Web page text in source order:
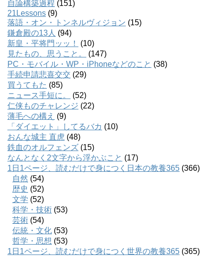
自論構築過程 (151)
21Lessons (9)
落語・オン・トンネルヴィジョン (15)
鎌倉殿の13人 (94)
新皇・平将門ッッ！
(10)
見たもの、思うこと。
(147)
PC・モバイル・WP・iPhoneなどのこと (38)
手続申請悲喜交交 (29)
買うてもた (85)
ニュース手短に。
(52)
仁侠ものチャレンジ (22)
薄毛への構え (9)
「ダイエット」してるバカ (10)
おんな城主 直虎 (48)
鉄血のオルフェンズ (15)
なんとなく2文字から浮かぶこと (17)
1日1ページ、読むだけで身につく日本の教養365 (366)
自然 (54)
歴史 (52)
文学 (52)
科学・技術 (53)
芸術 (54)
伝統・文化 (53)
哲学・思想 (53)
1日1ページ、読むだけで身につく世界の教養365 (365)